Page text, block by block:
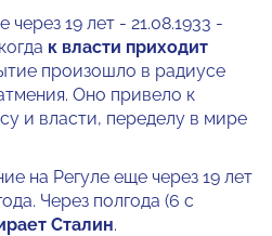
19 лет - 21.08.1933 -
к власти приходит
произошло в радиусе
Оно привело к
и власти, переделу в мире
Регуле еще через 19 лет
Через полгода (6 с
Сталин.